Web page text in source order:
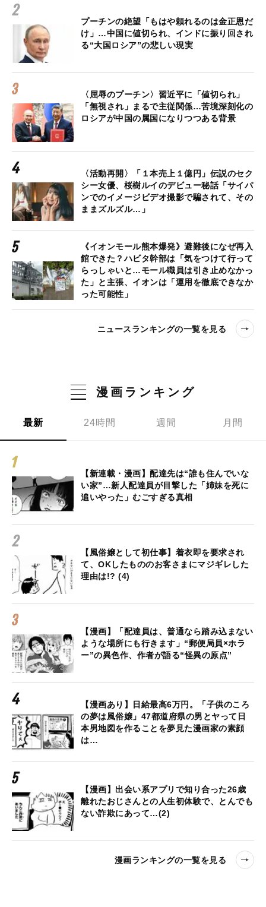
プーチンの絶望「もはや頼れるのは金正恩だ
け」…中国に値切られ、インドに振り回され
る“大国ロシア”の悲しい現実
〈屈辱のプーチン〉習近平に「値切られ」
「無視され」まるで主従関係…苦境深刻化の
ロシアが中国の属国になりつつある背景
〈活動再開〉「１本売上１億円」伝説のセク
シー女優、桜樹ルイのデビュー秘話「サイパ
ンでのイメージビデオ撮影で騙されて、その
ままズルズル…」
《イオンモール熊本爆発》避難後になぜ再入
館できた？ハビタ幹部は「気をつけて行って
らっしゃいと…モール職員は引き止めなかっ
た」と主張、イオンは「運用を徹底できなか
った可能性」
ニュースランキングの一覧を見る
漫画ランキング
最新 24時間 週間 月間
【新連載・漫画】配達先は“誰も住んでいな
い家”…新人配達員が目撃した「姉妹を死に
追いやった」むごすぎる真相
【風俗嬢として初仕事】着衣即を要求され
て、OKしたもののお客さまにマジギレした
理由は!? (4)
【漫画】「配達員は、普通なら踏み込まない
ような場所にも行きます」“郵便局員×ホラ
ー”の異色作、作者が語る“怪異の原点”
【漫画あり】日給最高6万円。「子供のころ
の夢は風俗嬢」47都道府県の男とヤって日
本男地図を作ることを夢見た漫画家の素顔
は…
【漫画】出会い系アプリで知り合った26歳
離れたおじさんとの人生初体験で、とんでも
ない詐欺にあって…(2)
漫画ランキングの一覧を見る